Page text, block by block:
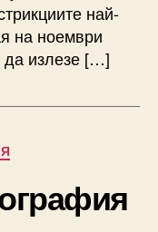
най-
на ноември
да излезе […]